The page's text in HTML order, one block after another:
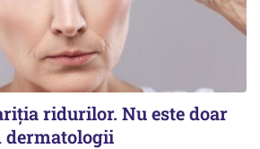
ridurilor. Nu este doar
dermatologii